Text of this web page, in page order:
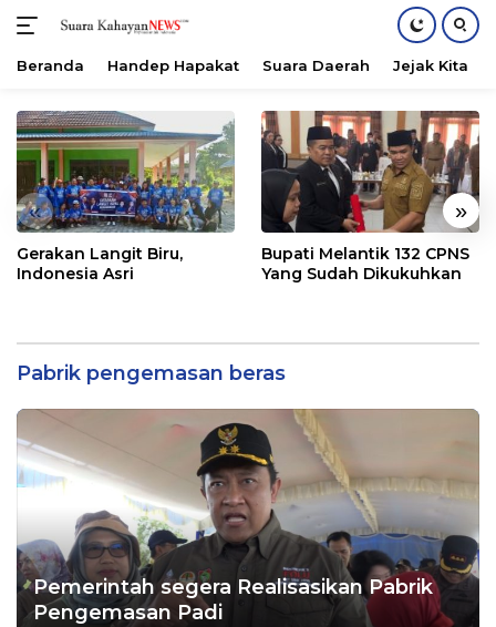
konten
Beranda Handep Hapakat Suara Daerah Jejak Kita
« »
Gerakan Langit Biru,
Indonesia Asri
Bupati Melantik 132 CPNS
Yang Sudah Dikukuhkan
Pabrik pengemasan beras
Pemerintah segera Realisasikan Pabrik
Pengemasan Padi